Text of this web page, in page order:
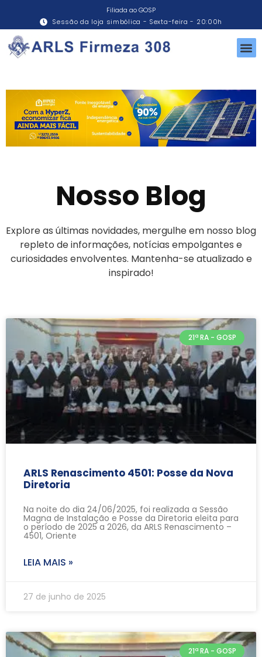
Filiada ao GOSP
Sessão da loja simbólica - Sexta-feira - 20:00h
Nosso Blog
Explore as últimas novidades, mergulhe em nosso blog
repleto de informações, notícias empolgantes e
curiosidades envolventes. Mantenha-se atualizado e
inspirado!
21ª RA - GOSP
ARLS Renascimento 4501: Posse da Nova
Diretoria
Na noite do dia 24/06/2025, foi realizada a Sessão
Magna de Instalação e Posse da Diretoria eleita para
o período de 2025 a 2026, da ARLS Renascimento –
4501, Oriente
LEIA MAIS »
27 de junho de 2025
21ª RA - GOSP